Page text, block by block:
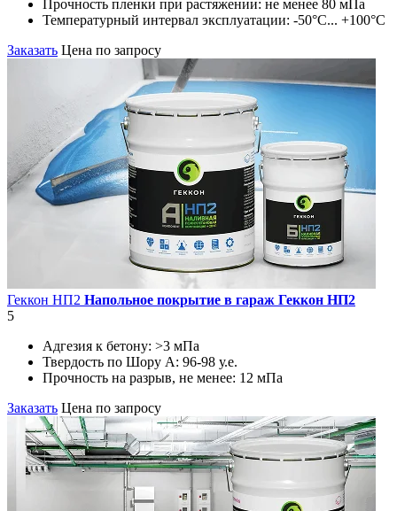
Прочность пленки при растяжении: не менее 80 мПа
Температурный интервал эксплуатации: -50°С... +100°С
Заказать Цена по запросу
Геккон НП2 Напольное покрытие в гараж Геккон НП2
5
Адгезия к бетону: >3 мПа
Твердость по Шору А: 96-98 у.е.
Прочность на разрыв, не менее: 12 мПа
Заказать Цена по запросу